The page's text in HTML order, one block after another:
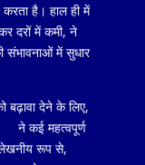
है। हाल ही में
दरों में कमी, ने
संभावनाओं में सुधार
बढ़ावा देने के लिए,
ने कई महत्वपूर्ण
रूप से,